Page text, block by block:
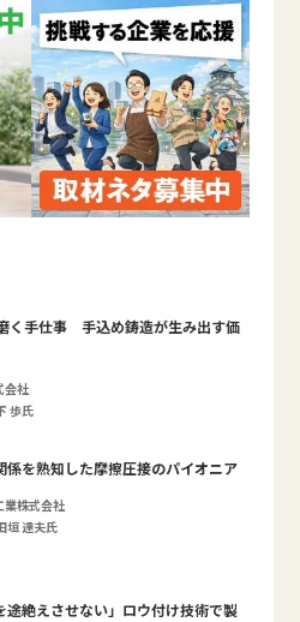
く手仕事 手込め鋳造が生み出す価
会社
歩氏
係を熟知した摩擦圧接のパイオニア
業株式会社
垣 達夫氏
途絶えさせない」ロウ付け技術で製